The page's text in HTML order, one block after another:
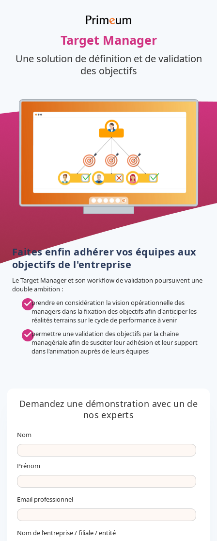
Target Manager
Une solution de définition et de validation
des objectifs
Faites enfin adhérer vos équipes aux
objectifs de l'entreprise
Le Target Manager et son workflow de validation poursuivent une
double ambition :
prendre en considération la vision opérationnelle des
managers dans la fixation des objectifs afin d'anticiper les
réalités terrains sur le cycle de performance à venir
permettre une validation des objectifs par la chaine
managériale afin de susciter leur adhésion et leur support
dans l'animation auprès de leurs équipes
Demandez une démonstration avec un de
nos experts
Nom
Prénom
Email professionnel
Nom de l’entreprise / filiale / entité